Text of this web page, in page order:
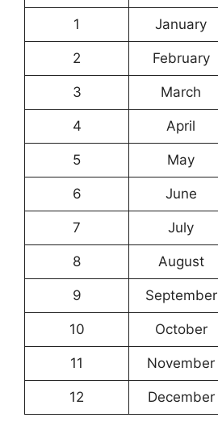
1 January
2 February
3 March
4 April
5 May
6 June
7 July
8 August
9 September
10 October
11 November
12 December